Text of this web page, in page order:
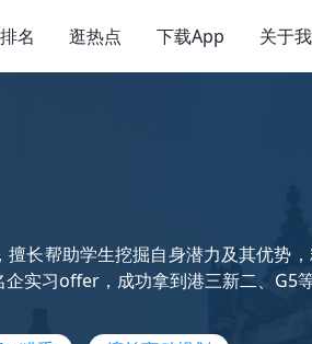
名 逛热点 下载App 关于
长帮助学生挖掘自身潜力及其优势
实习offer，成功拿到港三新二、G5等